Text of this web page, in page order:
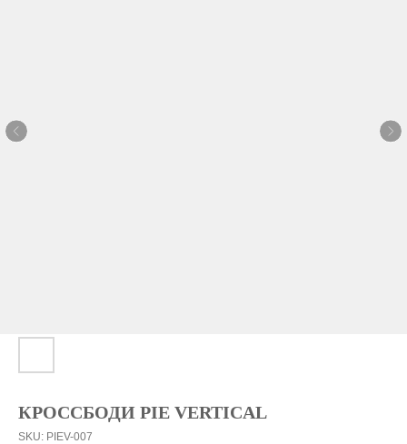
КРОССБОДИ PIE VERTICAL
SKU: PIEV-007